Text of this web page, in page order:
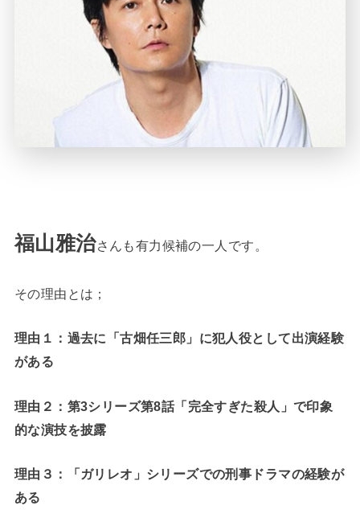
福山雅治さんも有力候補の一人です。
その理由とは；
理由１：過去に「古畑任三郎」に犯人役として出演経験
がある
理由２：第3シリーズ第8話「完全すぎた殺人」で印象
的な演技を披露
理由３：「ガリレオ」シリーズでの刑事ドラマの経験が
ある